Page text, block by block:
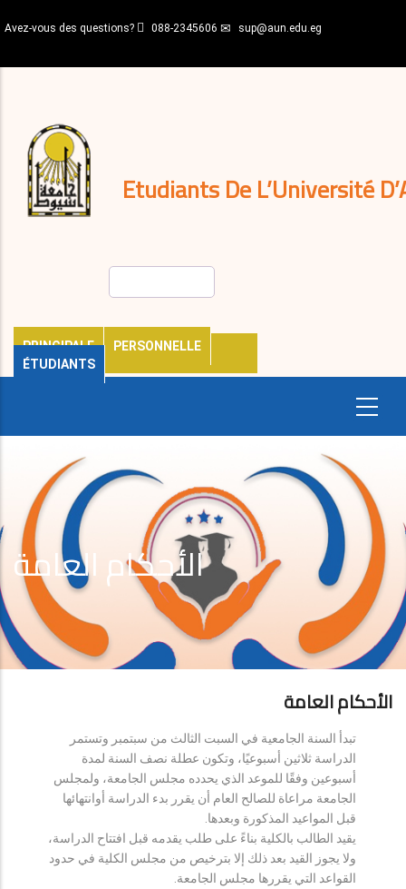
au
principal
Avez-vous des questions? 088-2345606 sup@aun.edu.eg
Etudiants De L’Université
PRINCIPALE
PERSONNELLE
ÉTUDIANTS
décisions
Expatriés
Journal
الأحكام العامة
الأحكام العامة
تبدأ السنة الجامعية في السبت الثالث من سبتمبر وتستمر
الدراسة ثلاثين أسبوعيًا، وتكون عطلة نصف السنة لمدة
أسبوعين وفقًا للموعد الذي يحدده مجلس الجامعة، ولمجلس
الجامعة مراعاة للصالح العام أن يقرر بدء الدراسة أوانتهائها
قبل المواعيد المذكورة وبعدها.
يقيد الطالب بالكلية بناءً على طلب يقدمه قبل افتتاح الدراسة،
ولا يجوز القيد بعد ذلك إلا بترخيص من مجلس الكلية في حدود
القواعد التي يقررها مجلس الجامعة.